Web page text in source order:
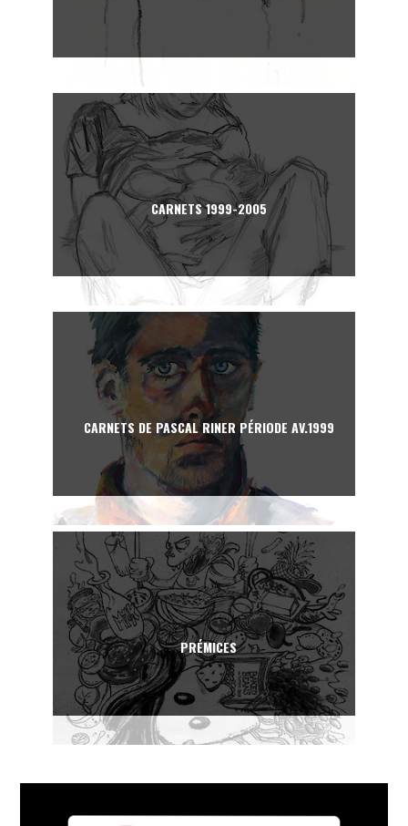
CARNETS 1999-2005
CARNETS DE PASCAL RINER PÉRIODE AV.1999
PRÉMICES